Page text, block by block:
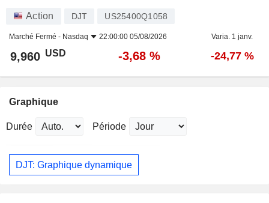
Action DJT US25400Q1058
Marché Fermé - Nasdaq 22:00:00 05/08/2026 Varia. 1 janv.
9,960 USD -3,68 % -24,77 %
Graphique
Durée Période
DJT: Graphique dynamique